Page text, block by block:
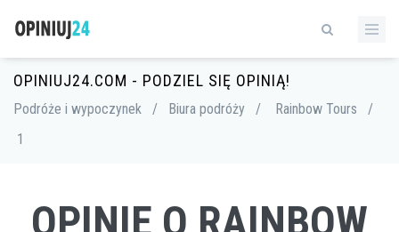
OPINIUJ24.COM - PODZIEL SIĘ OPINIĄ!
Podróże i wypoczynek / Biura podróży / Rainbow Tours
/
1
OPINIE O RAINBOW